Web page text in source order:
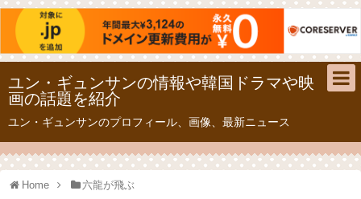
ユン・ギュンサンの情報や韓国ドラマや映
画の話題を紹介
ユン・ギュンサンのプロフィール、画像、最新ニュース
Home 六龍が飛ぶ